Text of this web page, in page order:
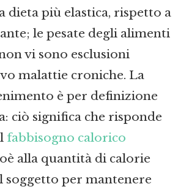
dieta più elastica, rispetto a
le pesate degli alimenti
vi sono esclusioni
malattie croniche. La
è per definizione
ciò significa che risponde
fabbisogno calorico
alla quantità di calorie
soggetto per mantenere